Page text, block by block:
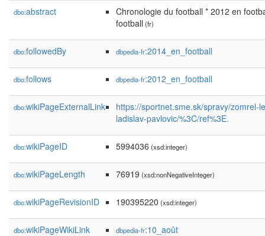
dbo:abstract
Chronologie du football * 2012 en
football (fr)
dbo:followedBy dbpedia-fr:2014_en_football
dbo:follows dbpedia-fr:2012_en_football
dbo:wikiPageExternalLink
https://sportnet.sme.sk/spravy/zomrel-
ladislav-pavlovic/%3C/ref%3E.
dbo:wikiPageID 5994036 (xsd:integer)
dbo:wikiPageLength 76919 (xsd:nonNegativeInteger)
dbo:wikiPageRevisionID 190395220 (xsd:integer)
dbo:wikiPageWikiLink dbpedia-fr:10_août